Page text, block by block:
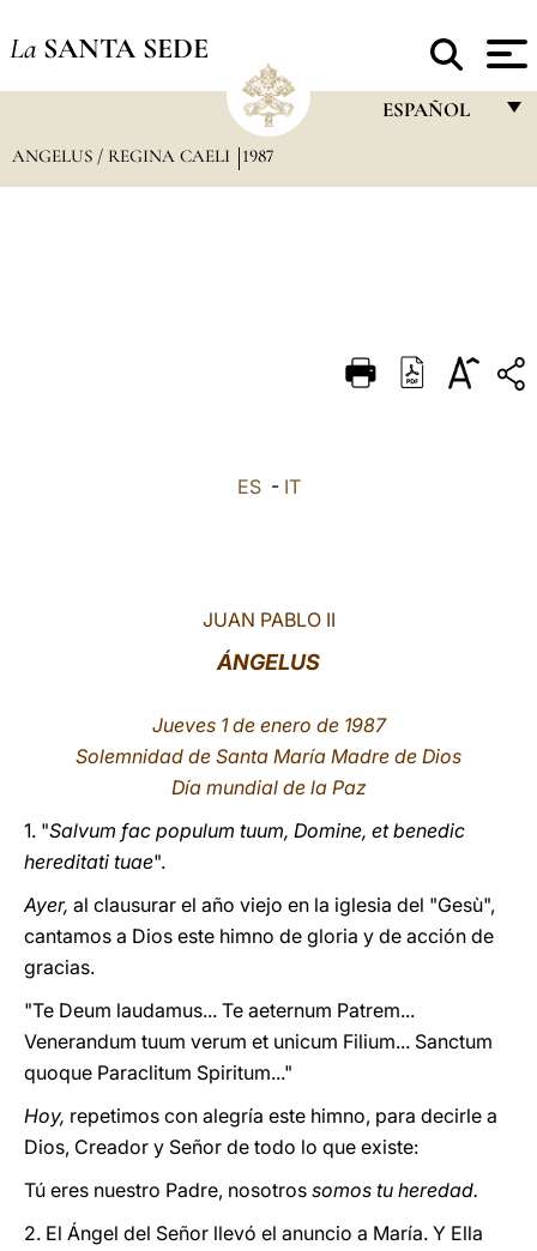
La SANTA SEDE
ESPAÑOL
DEUTSCH
ANGELUS / REGINA CAELI 1987
ES- IT
JUAN PABLO II
ÁNGELUS
Jueves 1 de enero de 1987
Solemnidad de Santa María Madre de Dios
Día mundial de la Paz
1. "Salvum fac populum tuum, Domine, et benedic
hereditati tuae".
Ayer, al clausurar el año viejo en la iglesia del "Gesù",
cantamos a Dios este himno de gloria y de acción de
gracias.
"Te Deum laudamus... Te aeternum Patrem...
Venerandum tuum verum et unicum Filium... Sanctum
quoque Paraclitum Spiritum..."
Hoy, repetimos con alegría este himno, para decirle a
Dios, Creador y Señor de todo lo que existe:
Tú eres nuestro Padre, nosotros somos tu heredad.
2. El Ángel del Señor llevó el anuncio a María. Y Ella